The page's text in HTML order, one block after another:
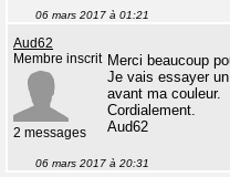
06 mars 2017 à 01:21
Aud62
Membre inscrit
2 messages
Merci beaucoup
Je vais essayer
avant ma couleur.
Cordialement.
Aud62
06 mars 2017 à 20:31